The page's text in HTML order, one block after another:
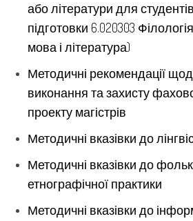
або літератури для
підготовки 6.020303
мова і література)
Методичні рекомендації
виконання та захисту
проекту магістрів
Методичні вказівки до
Методичні вказівки до
етнографічної практики
Методичні вказівки до